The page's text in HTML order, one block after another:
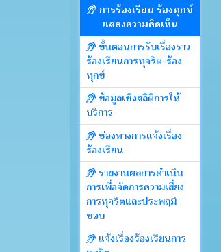
การร้องเรียน ร้องทุกข์
แสดงความคิดเห็น
ขั้นตอนการรับเรื่องราว
ร้องเรียนการทุจริต-ร้อง
ทุกข์
ข้อมูลเชิงสถิติการให้
บริการ
ช่องทางการแจ้งเรื่อง
ร้องเรียน
รายงานผลการดำเนิน
การเพื่อจัดการความเสี่ยง
การทุจริตและประพฤมิ
ชอบ
แจ้งเรื่องร้องเรียนการ